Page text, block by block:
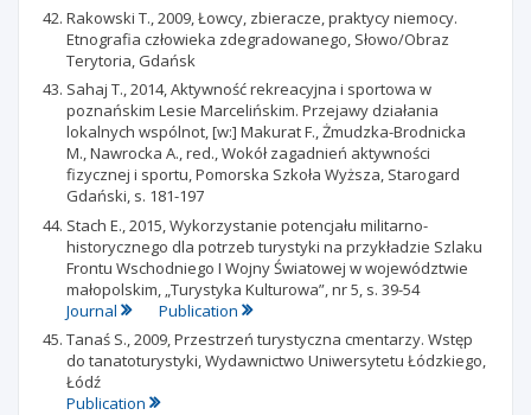
Rakowski T., 2009, Łowcy, zbieracze, praktycy niemocy.
Etnografia człowieka zdegradowanego, Słowo/Obraz
Terytoria, Gdańsk
Sahaj T., 2014, Aktywność rekreacyjna i sportowa w
poznańskim Lesie Marcelińskim. Przejawy działania
lokalnych wspólnot, [w:] Makurat F., Żmudzka-Brodnicka
M., Nawrocka A., red., Wokół zagadnień aktywności
fizycznej i sportu, Pomorska Szkoła Wyższa, Starogard
Gdański, s. 181-197
Stach E., 2015, Wykorzystanie potencjału militarno-
historycznego dla potrzeb turystyki na przykładzie Szlaku
Frontu Wschodniego I Wojny Światowej w województwie
małopolskim, „Turystyka Kulturowa”, nr 5, s. 39-54
Journal
Publication
Tanaś S., 2009, Przestrzeń turystyczna cmentarzy. Wstęp
do tanatoturystyki, Wydawnictwo Uniwersytetu Łódzkiego,
Łódź
Publication